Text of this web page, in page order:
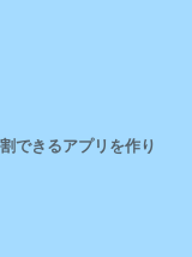
できるアプリを作り